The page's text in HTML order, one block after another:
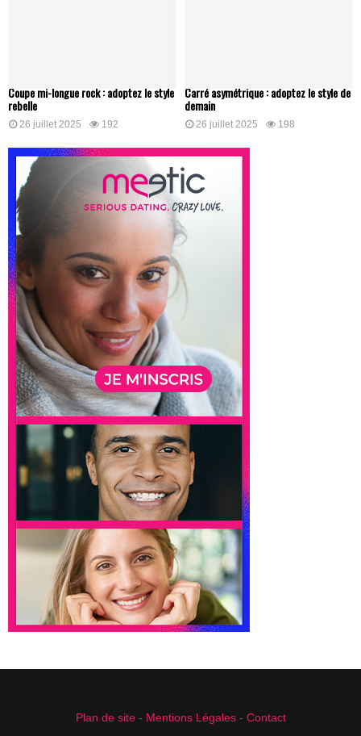
Coupe mi-longue rock : adoptez le style
rebelle
26 juillet 2025 192
Carré asymétrique : adoptez le style de
demain
26 juillet 2025 198
Plan de site- Mentions Légales- Contact